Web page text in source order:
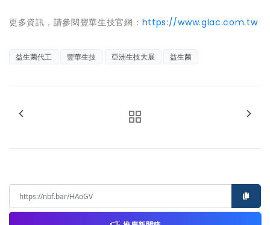
更多資訊，請參閱豐華生技官網： https://www.glac.com.tw
益生菌代工 豐華生技 亞洲生技大展 益生菌